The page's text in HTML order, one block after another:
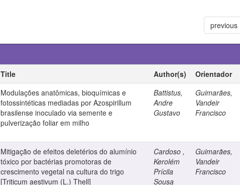
previous
Title Author(s) Orientador
Modulações anatômicas, bioquímicas e
fotossintéticas mediadas por Azospirillum
brasilense inoculado via semente e
pulverização foliar em milho
Battistus,
Andre
Gustavo
Guimarães,
Vandeir
Francisco
Mitigação de efeitos deletérios do alumínio
tóxico por bactérias promotoras de
crescimento vegetal na cultura do trigo
[Triticum aestivum (L.) Thell]
Cardoso ,
Kerolém
Prícila
Sousa
Guimarães,
Vandeir
Francisco